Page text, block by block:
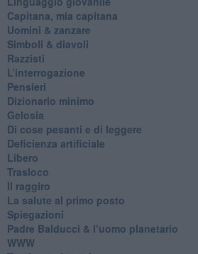
​Capitana, mia capitana
Uomini & zanzare
​Simboli & diavoli
Razzisti
​L’interrogazione
Pensieri
​Dizionario minimo
Gelosia
Di cose pesanti e di leggere
​Deficienza artificiale
Libero
Trasloco
Il raggiro
​La salute al primo posto
Spiegazioni
Padre Balducci & l’uomo planetario
WWW